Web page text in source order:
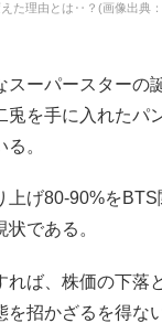
た理由とは‥？(画像出典
スーパースターの
兎を手に入れたパ
。
上げ80-90%を
である。
れば、株価の下落
を招かざるを得な